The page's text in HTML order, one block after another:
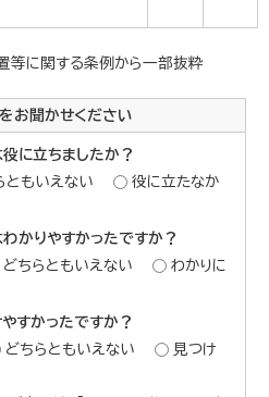
に関する条例から一部抜粋
お聞かせください
に立ちましたか？
ともいえない
役に立たなか
かりやすかったですか？
どちらともいえない
わかりに
すかったですか？
どちらともいえない
見つけ